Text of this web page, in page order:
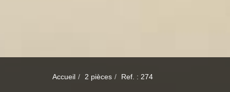
Accueil 2 pièces Ref. : 274